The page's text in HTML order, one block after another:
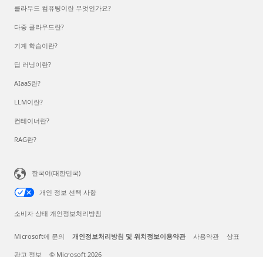
클라우드 컴퓨팅이란 무엇인가요?
다중 클라우드란?
기계 학습이란?
딥 러닝이란?
AIaaS란?
LLM이란?
컨테이너란?
RAG란?
한국어(대한민국)
개인 정보 선택 사항
소비자 상태 개인정보처리방침
Microsoft에 문의 개인정보처리방침 및 위치정보이용약관 사용약관 상표
광고 정보 © Microsoft 2026